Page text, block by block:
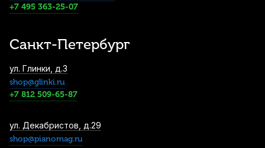
+7 495 363-25-07
Санкт-Петербург
ул. Глинки, д.3
shop@glinki.ru
+7 812 509-65-87
ул. Декабристов, д.29
shop@pianomag.ru